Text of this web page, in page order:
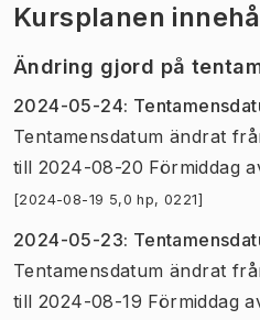
Kursplanen
Ändring gjord på
2024-05-24:
Tentamensdatum ändrat
till 2024-08-20 Förmiddag
[2024-08-19 5,0 hp, 0221]
2024-05-23:
Tentamensdatum ändrat
till 2024-08-19 Förmiddag